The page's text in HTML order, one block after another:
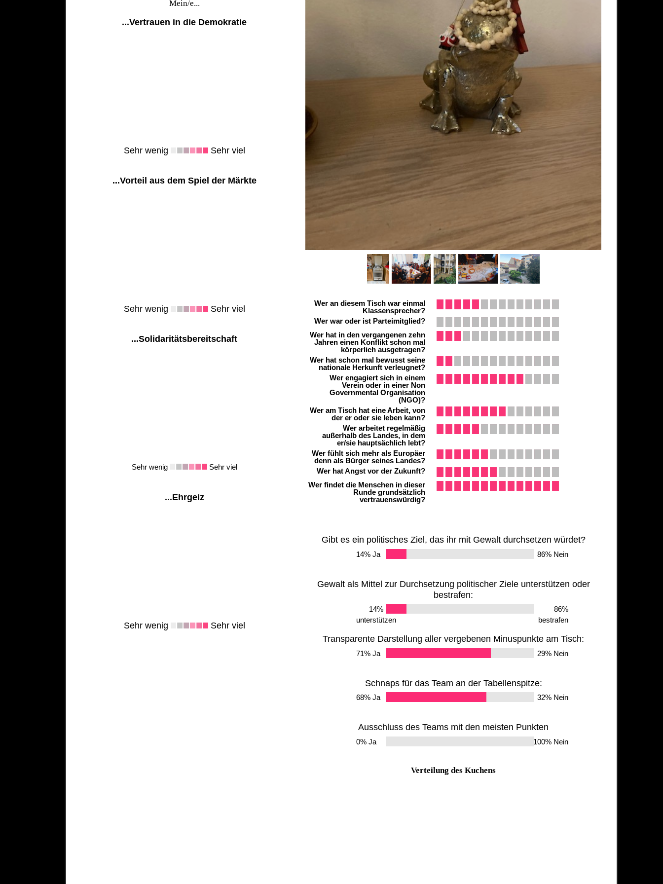
Mein/e...
...Vertrauen in die Demokratie
Sehr wenig Sehr viel
...Vorteil aus dem Spiel der Märkte
Sehr wenig Sehr viel
...Solidaritätsbereitschaft
Sehr wenig Sehr viel
...Ehrgeiz
Sehr wenig Sehr viel
Wer an diesem Tisch war einmal
Klassensprecher?
Wer war oder ist Parteimitglied?
Wer hat in den vergangenen zehn
Jahren einen Konflikt schon mal
körperlich ausgetragen?
Wer hat schon mal bewusst seine
nationale Herkunft verleugnet?
Wer engagiert sich in einem
Verein oder in einer Non
Governmental Organisation
(NGO)?
Wer am Tisch hat eine Arbeit, von
der er oder sie leben kann?
Wer arbeitet regelmäßig
außerhalb des Landes, in dem
er/sie hauptsächlich lebt?
Wer fühlt sich mehr als Europäer
denn als Bürger seines Landes?
Wer hat Angst vor der Zukunft?
Wer findet die Menschen in dieser
Runde grundsätzlich
vertrauenswürdig?
Gibt es ein politisches Ziel, das ihr mit Gewalt durchsetzen würdet?
14% Ja 86% Nein
Gewalt als Mittel zur Durchsetzung politischer Ziele unterstützen oder
bestrafen:
14%
unterstützen
86%
bestrafen
Transparente Darstellung aller vergebenen Minuspunkte am Tisch:
71% Ja 29% Nein
Schnaps für das Team an der Tabellenspitze:
68% Ja 32% Nein
Ausschluss des Teams mit den meisten Punkten
0% Ja 100% Nein
Verteilung des Kuchens